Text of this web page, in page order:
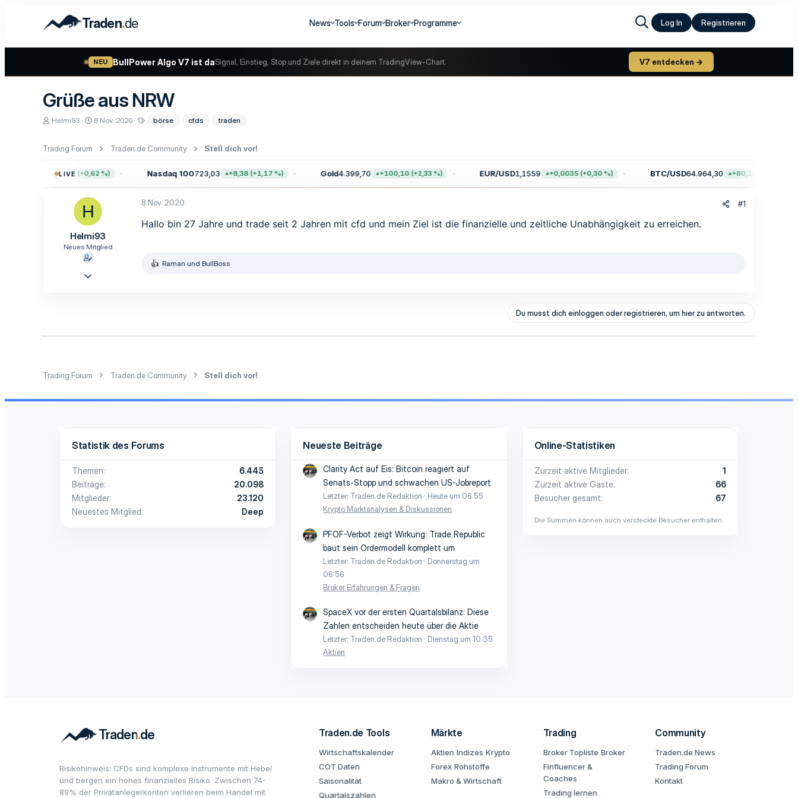
Traden.de News Tools Forum Broker Programme Log In Registrieren
NEU BullPower Algo V7 ist daSignal, Einstieg, Stop und Ziele direkt in deinem TradingView-Chart. V7 entdecken →
Grüße aus NRW
E
t
Helmi93
E
l
m
8 Nov. 2020
w
börse cfds traden
Trading Forum Traden.de Community Stell dich vor!
LIVE
+47,68 (+0,62 %) Nasdaq 100723,03 +8,38 (+1,17 %) Gold4.399,70 +100,10 (+2,33 %) EUR/USD1,1559 +0,0035 (+0,30 %) BTC/USD64.964,30 +80,14 (+0,12 %)
H
Helmi93
Neues Mitglied
8 Nov. 2020 #1
Hallo bin 27 Jahre und trade seit 2 Jahren mit cfd und mein Ziel ist die finanzielle und zeitliche Unabhängigkeit zu erreichen.
R
n
Raman und BullBoss
Du musst dich einloggen oder registrieren, um hier zu antworten.
Trading Forum Traden.de Community Stell dich vor!
Statistik des Forums
Themen
6.445
Beiträge
20.098
Mitglieder
23.120
Neuestes Mitglied
Deep
Neueste Beiträge
Clarity Act auf Eis: Bitcoin reagiert auf
Senats-Stopp und schwachen US-Jobreport
Letzter: Traden.de Redaktion
Heute um 06:55
Krypto Marktanalysen & Diskussionen
PFOF-Verbot zeigt Wirkung: Trade Republic
baut sein Ordermodell komplett um
Letzter: Traden.de Redaktion
Donnerstag um
06:56
Broker Erfahrungen & Fragen
SpaceX vor der ersten Quartalsbilanz: Diese
Zahlen entscheiden heute über die Aktie
Letzter: Traden.de Redaktion
Dienstag um 10:35
Aktien
Online-Statistiken
Zurzeit aktive Mitglieder
1
Zurzeit aktive Gäste
66
Besucher gesamt
67
Die Summen können auch versteckte Besucher enthalten.
Risikohinweis: CFDs sind komplexe Instrumente mit Hebel
und bergen ein hohes finanzielles Risiko. Zwischen 74-
89% der Privatanlegerkonten verlieren beim Handel mit
Traden.de Tools
Wirtschaftskalender
COT Daten
Saisonalität
Quartalszahlen
Märkte
Aktien Indizes Krypto
Forex Rohstoffe
Makro & Wirtschaft
Trading
Broker Topliste Broker
Finfluencer &
Coaches
Trading lernen
Community
Traden.de News
Trading Forum
Kontakt